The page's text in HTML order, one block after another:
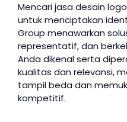
Mencari jasa desain
untuk menciptakan
Group menawarkan
representatif, dan
Anda dikenal serta
kualitas dan relevansi,
tampil beda dan
kompetitif.